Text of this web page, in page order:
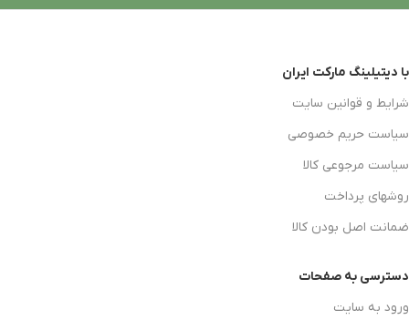
با دیتیلینگ مارکت ایران
شرایط و قوانین سایت
سیاست حریم خصوصی
سیاست مرجوعی کالا
روشهای پرداخت
ضمانت اصل بودن کالا
دسترسی به صفحات
ورود به سایت